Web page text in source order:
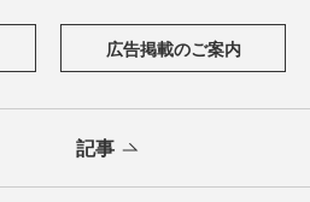
広告掲載のご案内
記事